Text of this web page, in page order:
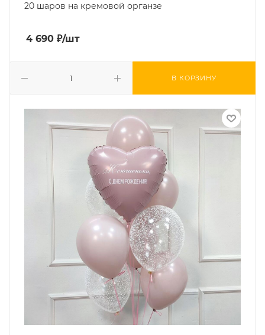
20 шаров на кремовой органзе
4 690 ₽/шт
В КОРЗИНУ